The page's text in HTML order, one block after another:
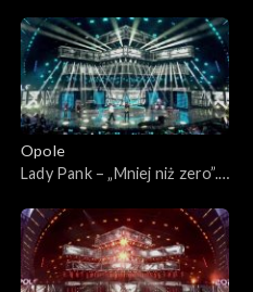
„Kiedy mnie już nie będzie...”.
Koncert w hołdzie Magdzie
Umer i Agnieszce Osieckiej
Opole
Lady Pank – „Mniej niż zero”.
zespołu Lady Pank